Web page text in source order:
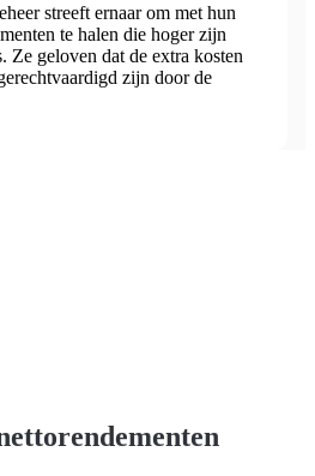
streeft ernaar om met hun
te halen die hoger zijn
Ze geloven dat de extra kosten
zijn door de